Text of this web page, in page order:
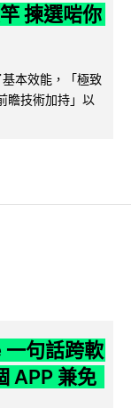
揀選啱你
本效能，「極致
瞻技術加持」以
句話跨軟
APP 兼免